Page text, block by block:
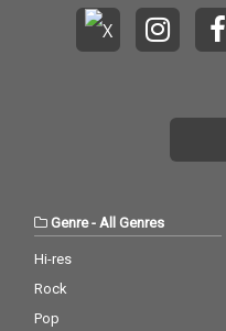
Genre- All Genres
Hi-res
Rock
Pop